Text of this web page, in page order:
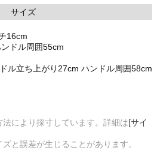
サイズ
16cm
ドル周囲55cm
ル立ち上がり27cm ハンドル周囲58cm
により採寸しています。詳細は[サイ
と誤差が生じることがあります。